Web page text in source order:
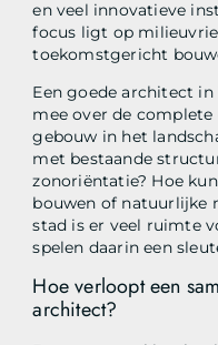
en veel innovatieve
focus ligt op
toekomstgericht
Een goede architect
mee over de
gebouw in het
met bestaande
zonoriëntatie? Hoe
bouwen of natuurlijke
stad is er veel ruimte
spelen daarin een
Hoe verloopt een
architect?